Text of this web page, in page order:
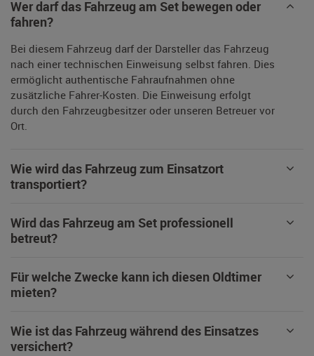
Wer darf das Fahrzeug am Set bewegen oder
fahren?
Bei diesem Fahrzeug darf der Darsteller das Fahrzeug
nach einer technischen Einweisung selbst fahren. Dies
ermöglicht authentische Fahraufnahmen ohne
zusätzliche Fahrer-Kosten. Die Einweisung erfolgt
durch den Fahrzeugbesitzer oder unseren Betreuer vor
Ort.
Wie wird das Fahrzeug zum Einsatzort
transportiert?
Wird das Fahrzeug am Set professionell
betreut?
Für welche Zwecke kann ich diesen Oldtimer
mieten?
Wie ist das Fahrzeug während des Einsatzes
versichert?